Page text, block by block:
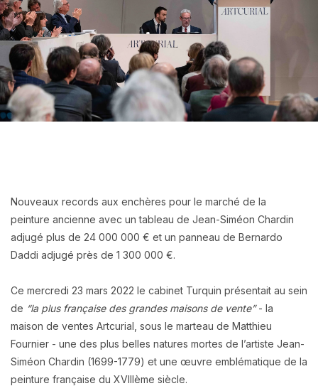
Nouveaux records aux enchères pour le marché de la
peinture ancienne avec un tableau de Jean-Siméon Chardin
adjugé plus de 24 000 000 € et un panneau de Bernardo
Daddi adjugé près de 1 300 000 €.
Ce mercredi 23 mars 2022 le cabinet Turquin présentait au sein
de “la plus française des grandes maisons de vente”- la
maison de ventes Artcurial, sous le marteau de Matthieu
Fournier - une des plus belles natures mortes de l’artiste Jean-
Siméon Chardin (1699-1779) et une œuvre emblématique de la
peinture française du XVIIIème siècle.